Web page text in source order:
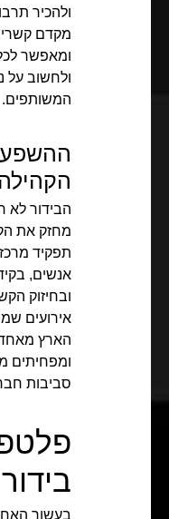
ולהכיר
מקדם
ומאפשר
ולחשוב על
המשותפים.
הבידור לא
מחזק את
תפקיד
אנשים,
ובחיזוק
אירועים
הארץ
ומפחיתים
סביבות
בעשור